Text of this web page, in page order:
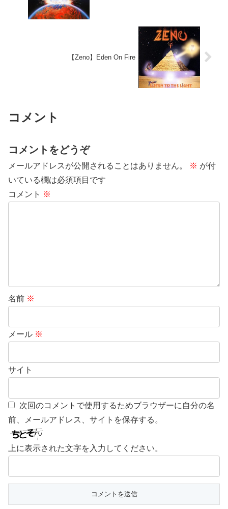
【Zeno】Eden On Fire
コメント
コメントをどうぞ
メールアドレスが公開されることはありません。 ※ が付
いている欄は必須項目です
コメント ※
名前 ※
メール ※
サイト
次回のコメントで使用するためブラウザーに自分の名
前、メールアドレス、サイトを保存する。
上に表示された文字を入力してください。